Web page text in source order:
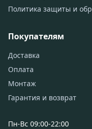
Политика защиты и
Покупателям
Доставка
Оплата
Монтаж
Гарантия и возврат
Пн-Вс 09:00-22:00